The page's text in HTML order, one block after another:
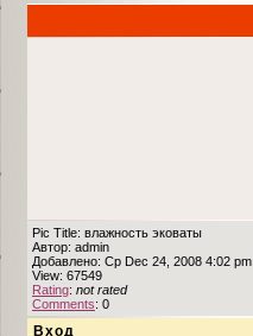
Pic Title: влажность эковаты
Автор: admin
Добавлено: Ср Dec 24, 2008 4:02 pm
View: 67549
Rating: not rated
Comments: 0
Вход